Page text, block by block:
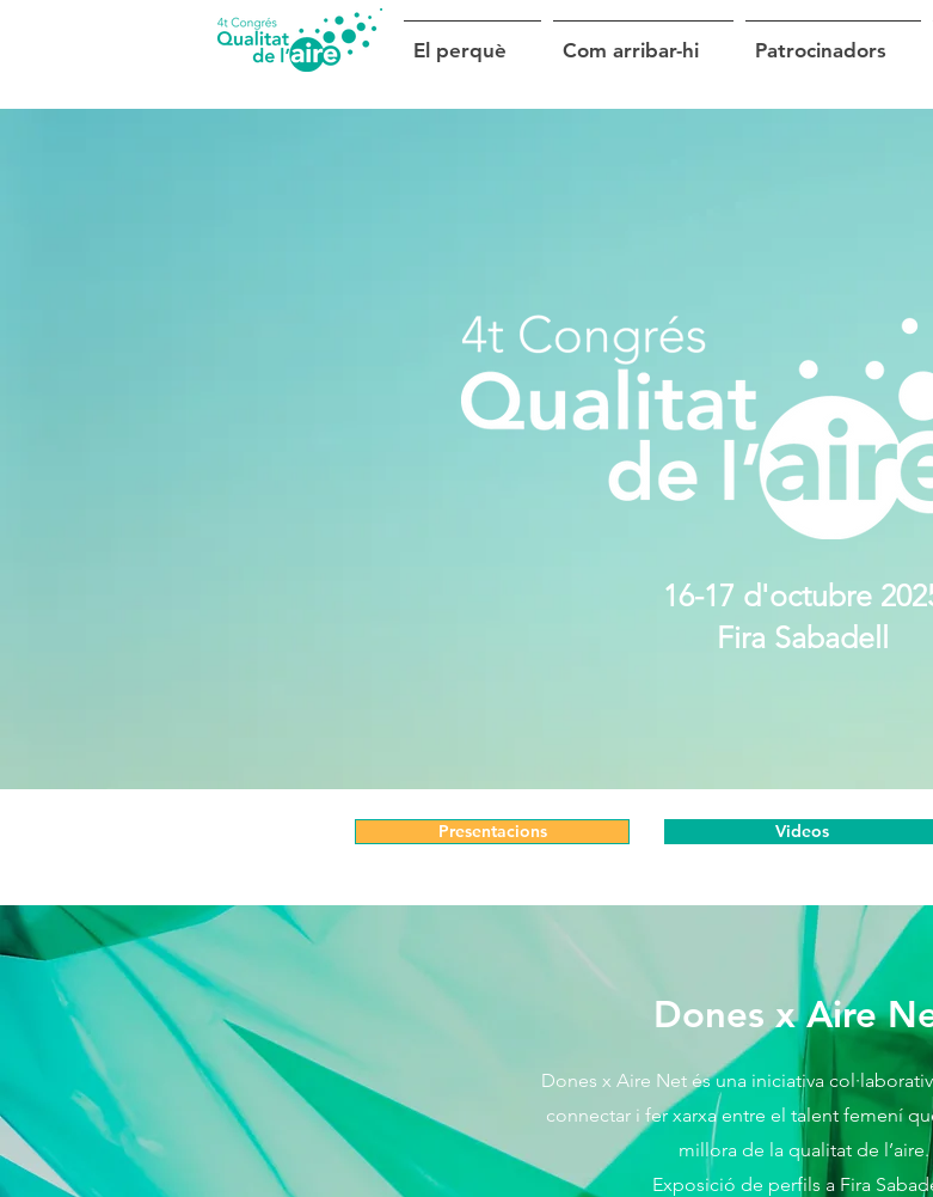
El perquè Com arribar-hi Patrocinadors
16-17 d'octubre
Fira Sabadell
Presentacions Videos
Dones x Aire
Dones x Aire Net és una iniciativa
connectar i fer xarxa entre el talent femení
millora de la qualitat de l’aire.
Exposició de perfils a Fira